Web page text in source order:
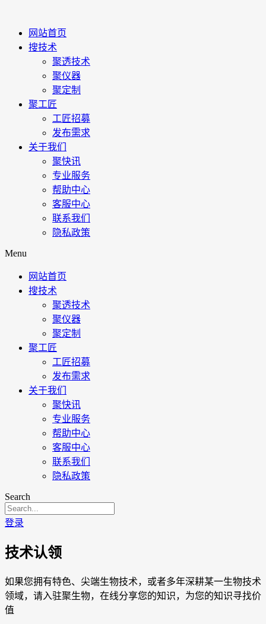
网站首页
搜技术
聚透技术
聚仪器
聚定制
聚工匠
工匠招募
发布需求
关于我们
聚快讯
专业服务
帮助中心
客服中心
联系我们
隐私政策
Menu
网站首页
搜技术
聚透技术
聚仪器
聚定制
聚工匠
工匠招募
发布需求
关于我们
聚快讯
专业服务
帮助中心
客服中心
联系我们
隐私政策
Search
登录
技术认领
如果您拥有特色、尖端生物技术，或者多年深耕某一生物技术
领域，请入驻聚生物，在线分享您的知识，为您的知识寻找价
值